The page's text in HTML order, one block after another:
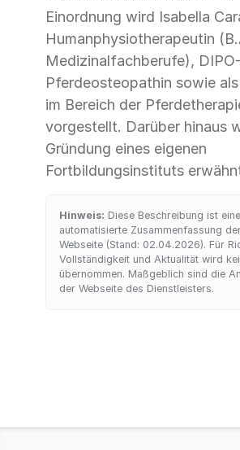
Einordnung wird Isabella
Humanphysiotherapeutin
Medizinalfachberufe), DIPO-
Pferdeosteopathin sowie
im Bereich der
vorgestellt. Darüber hinaus
Gründung eines eigenen
Fortbildungsinstituts
Hinweis: Diese Beschreibung ist eine
automatisierte Zusammenfassung
Webseite (Stand: 02.04.2026). Für
Vollständigkeit und Aktualität wird
übernommen. Maßgeblich sind die
der Webseite des Dienstleisters.